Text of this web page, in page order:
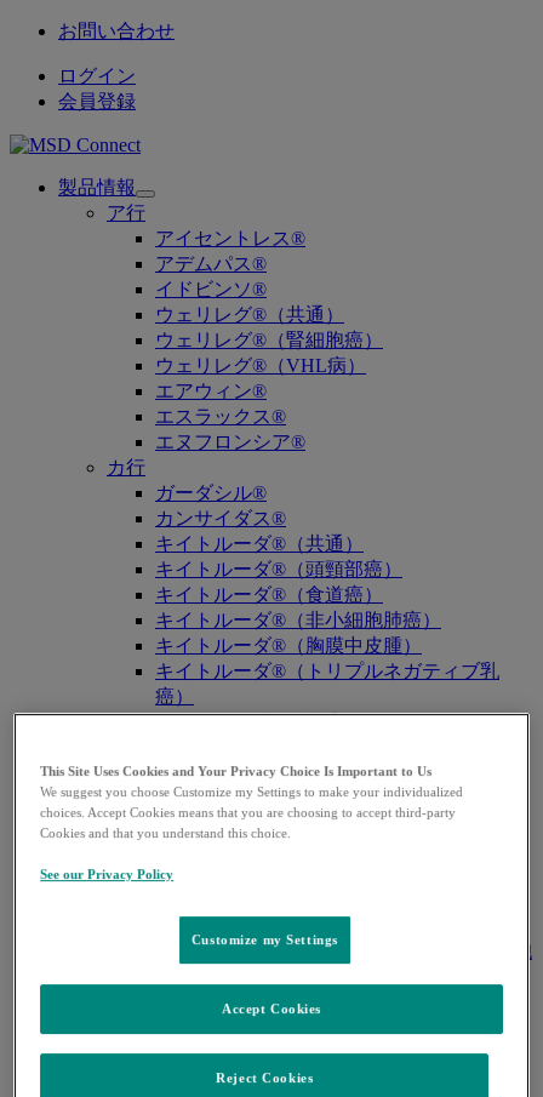
お問い合わせ
ログイン
会員登録
製品情報
Open
submenu
ア行
アイセントレス®
アデムパス®
イドビンソ®
ウェリレグ®（共通）
ウェリレグ®（腎細胞癌）
ウェリレグ®（VHL病）
エアウィン®
エスラックス®
エヌフロンシア®
カ行
ガーダシル®
カンサイダス®
キイトルーダ®（共通）
キイトルーダ®（頭頸部癌）
キイトルーダ®（食道癌）
キイトルーダ®（非小細胞肺癌）
キイトルーダ®（胸膜中皮腫）
キイトルーダ®（トリプルネガティブ乳
癌）
キイトルーダ®（胃癌）
キイトルーダ®（腎細胞癌）
キイトルーダ®（尿路上皮癌）
キイトルーダ®（子宮体癌）
キイトルーダ®（悪性黒色腫）
キイトルーダ®（原発性縦隔大細胞型B細胞
キイトルーダ®（MSI-High固形癌）
キイトルーダ®（TMB-High固形癌）
キャップバックス®
This Site Uses Cookies and Your Privacy Choice Is Important to Us
We suggest you choose Customize my Settings to make your individualized
choices. Accept Cookies means that you are choosing to accept third-party
Cookies and that you understand this choice.
See our Privacy Policy
Customize my Settings
Reject Cookies
Accept Cookies